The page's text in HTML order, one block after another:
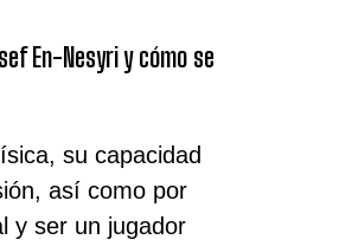
En-Nesyri y cómo se
su capacidad
así como por
y ser un jugador